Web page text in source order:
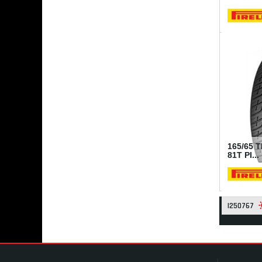
165/65
81T PI...
I250767